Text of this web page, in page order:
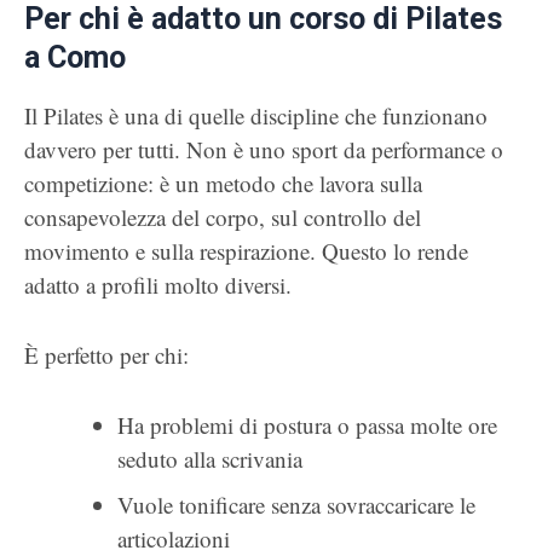
Per chi è adatto un corso di Pilates
a Como
Il Pilates è una di quelle discipline che funzionano
davvero per tutti. Non è uno sport da performance o
competizione: è un metodo che lavora sulla
consapevolezza del corpo, sul controllo del
movimento e sulla respirazione. Questo lo rende
adatto a profili molto diversi.
È perfetto per chi:
Ha problemi di postura o passa molte ore
seduto alla scrivania
Vuole tonificare senza sovraccaricare le
articolazioni